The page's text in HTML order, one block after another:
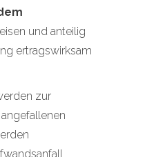
und anteilig
ertragswirksam
zur